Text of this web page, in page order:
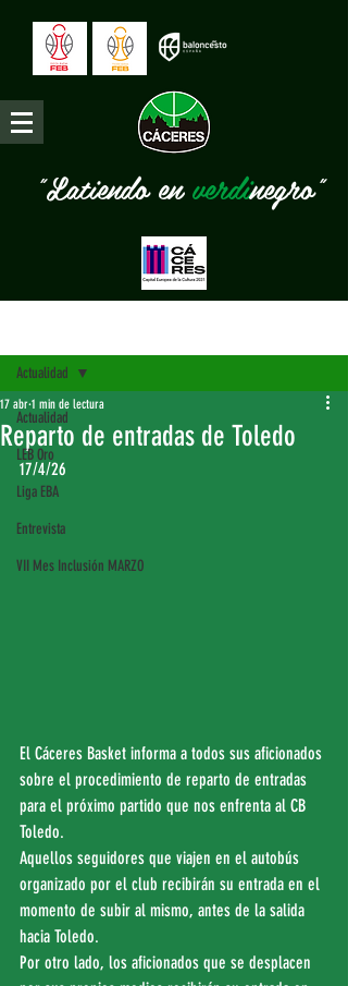
"Latiendo enverdinegro"
Actualidad
LEB Oro
Liga EBA
Entrevista
VII Mes Inclusión MARZO
Actualidad
Reparto de entradas de Toledo
17 abr 1 min de lectura
17/4/26
El Cáceres Basket informa a todos sus aficionados
sobre el procedimiento de reparto de entradas
para el próximo partido que nos enfrenta al CB
Toledo.
Aquellos seguidores que viajen en el autobús
organizado por el club recibirán su entrada en el
momento de subir al mismo, antes de la salida
hacia Toledo.
Por otro lado, los aficionados que se desplacen